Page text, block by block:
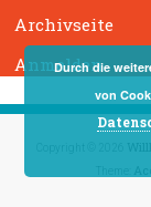
Archivseite
Anmelden
Durch die
von